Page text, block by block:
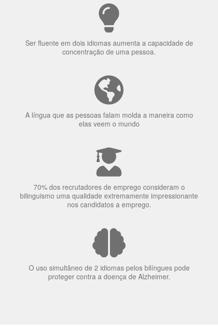
concentração de uma pessoa.
elas veem o mundo
70% dos recrutadores de emprego consideram o
nos candidatos a emprego.